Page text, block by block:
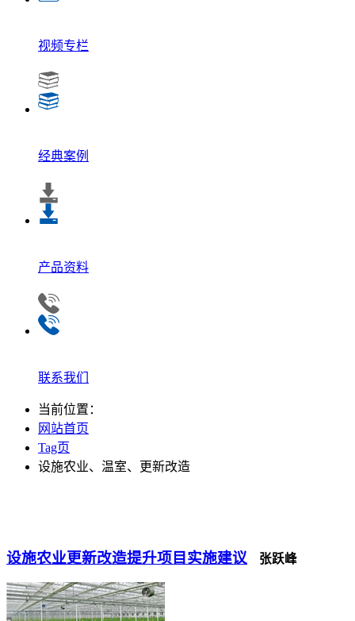
视频专栏
经典案例
产品资料
联系我们
当前位置：
网站首页
Tag页
设施农业、温室、更新改造
设施农业更新改造提升项目实施建议 张跃峰